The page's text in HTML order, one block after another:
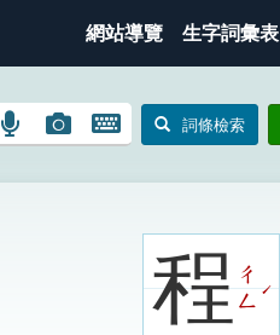
網站導覽 生字詞彙表
語
搜
圖
搜
開
鍵
詞條檢索
程ㄔ
ㄥ
ˊ